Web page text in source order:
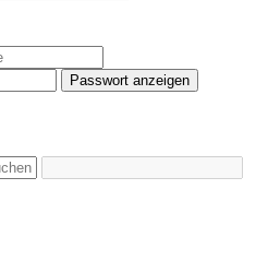
Passwort anzeigen